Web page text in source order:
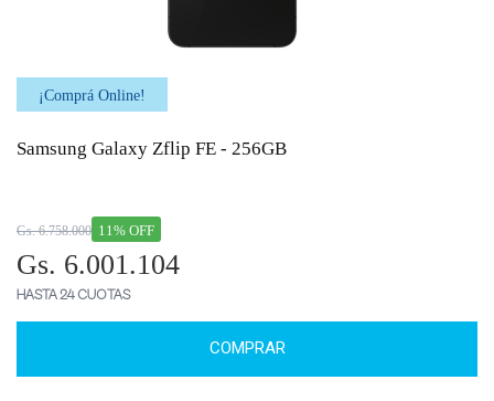
¡Comprá Online!
Samsung Galaxy Zflip FE - 256GB
11% OFF
Gs. 6.758.000
Gs. 6.001.104
HASTA 24 CUOTAS
COMPRAR